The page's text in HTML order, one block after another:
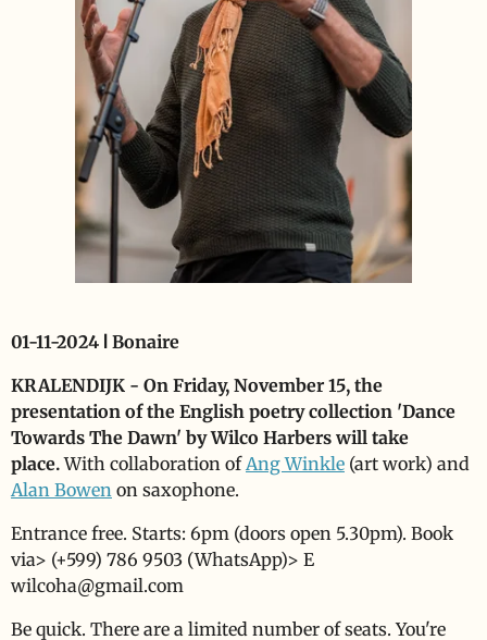
01-11-2024 ǀ Bonaire
KRALENDIJK - On Friday, November 15, the
presentation of the English poetry collection 'Dance
Towards The Dawn' by Wilco Harbers will take
place.With collaboration ofAng Winkle (art work) and
Alan Bowen on saxophone.
Entrance free. Starts: 6pm (doors open 5.30pm). Book
via> (+599) 786 9503 (WhatsApp)> E
wilcoha@gmail.com
Be quick. There are a limited number of seats. You're